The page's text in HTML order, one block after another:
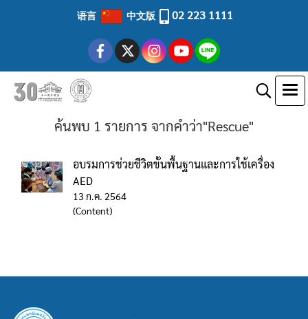
语言 中文版 02 223 1111
ค้นพบ 1 รายการ จากคำว่า"Rescue"
อบรมการช่วยชีวิตขั้นพื้นฐานและการใช้เครื่อง
AED
13 ก.ค. 2564
(Content)